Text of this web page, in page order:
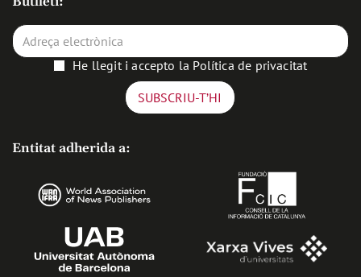
He llegit i accepto la Política de privacitat
Entitat adherida a: